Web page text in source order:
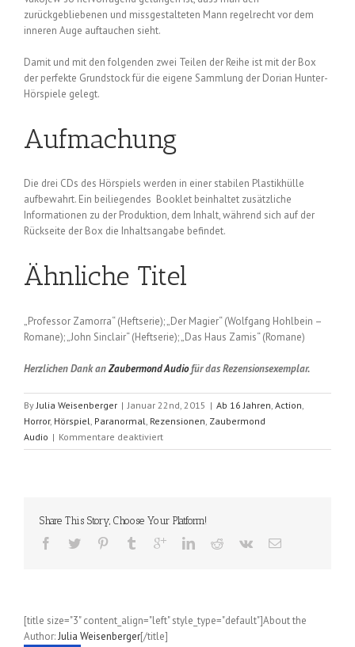
zurückgebliebenen und missgestalteten Mann regelrecht vor dem
inneren Auge auftauchen sieht.
Damit und mit den folgenden zwei Teilen der Reihe ist mit der Box
der perfekte Grundstock für die eigene Sammlung der Dorian Hunter-
Hörspiele gelegt.
Aufmachung
Die drei CDs des Hörspiels werden in einer stabilen Plastikhülle
aufbewahrt. Ein beiliegendes Booklet beinhaltet zusätzliche
Informationen zu der Produktion, dem Inhalt, während sich auf der
Rückseite der Box die Inhaltsangabe befindet.
Ähnliche Titel
„Professor Zamorra“ (Heftserie); „Der Magier“ (Wolfgang Hohlbein –
Romane); „John Sinclair“ (Heftserie); „Das Haus Zamis“ (Romane)
Herzlichen Dank anZaubermond Audiofür das Rezensionsexemplar.
By Julia Weisenberger | Januar 22nd, 2015 | Ab 16 Jahren Action
Horror, Hörspiel Paranormal Rezensionen Zaubermond
Audio | Kommentare deaktiviertfür
Dorian
Killer
Göllner);
Share This Story, Choose Your Platform!
[title size="3" content_align="left" style_type="default"]About the
Author:Julia Weisenberger[/title]